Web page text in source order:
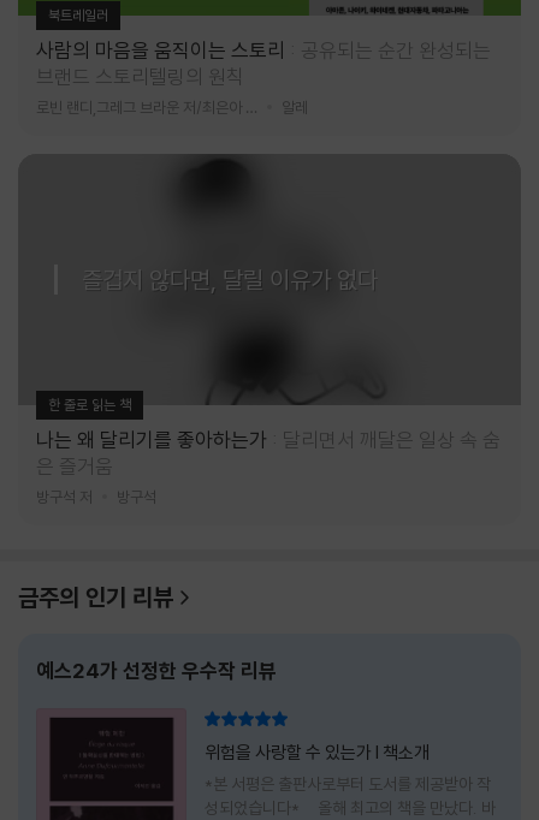
북트레일러
사람의 마음을 움직이는 스토리
공유되는 순간 완성되는
브랜드 스토리텔링의 원칙
알레
즐겁지 않다면, 달릴 이유가 없다
한 줄로 읽는 책
나는 왜 달리기를 좋아하는가
달리면서 깨달은 일상 속 숨
은 즐거움
방구석 저 방구석
금주의 인기 리뷰
예스24가 선정한 우수작 리뷰
위험을 사랑할 수 있는가 l 책소개
*본 서평은 출판사로부터 도서를 제공받아 작
성되었습니다* 올해 최고의 책을 만났다. 바